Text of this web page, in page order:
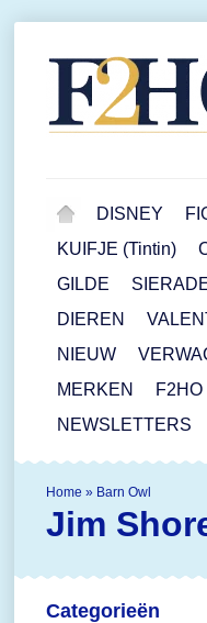
DISNEY
KUIFJE (Tintin)
GILDE
DIEREN
NIEUW
MERKEN
NEWSLETTERS
Home » Barn Owl
Jim
Categorieën